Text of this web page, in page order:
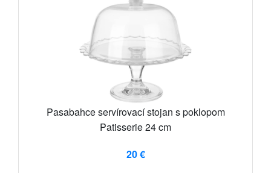
Pasabahce servírovací stojan s poklopom
Patisserie 24 cm
20 €